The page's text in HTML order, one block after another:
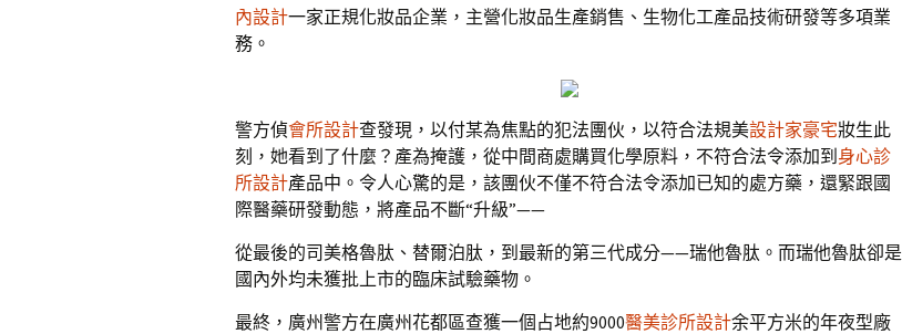
內設計一家正規化妝品企業，主營化妝品生產銷售、生物化工產品技術研發等多項業
務。
警方偵會所設計查發現，以付某為焦點的犯法團伙，以符合法規美設計家豪宅妝生此
刻，她看到了什麼？產為掩護，從中間商處購買化學原料，不符合法令添加到 身心診
所設計產品中。令人心驚的是，該團伙不僅不符合法令添加已知的處方藥，還緊跟國
際醫藥研發動態，將產品不斷“升級”——
從最後的司美格魯肽、替爾泊肽，到最新的第三代成分——瑞他魯肽。而瑞他魯肽卻是
國內外均未獲批上市的臨床試驗藥物。
最終，廣州警方在廣州花都區查獲一個占地約9000醫美診所設計余平方米的年夜型廠